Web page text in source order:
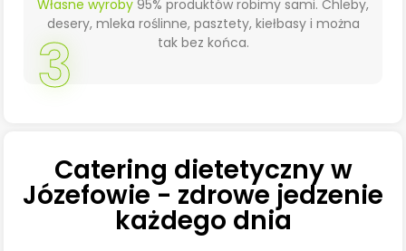
Własne wyroby 95% produktów robimy sami. Chleby,
desery, mleka roślinne, pasztety, kiełbasy i można
tak bez końca.
3
Catering dietetyczny w
Józefowie - zdrowe jedzenie
każdego dnia